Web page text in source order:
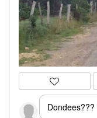
Dondees???